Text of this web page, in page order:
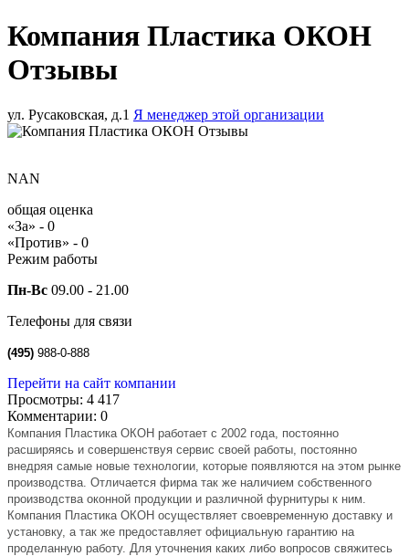
Компания Пластика ОКОН
Отзывы
ул. Русаковская, д.1 Я менеджер этой организации
NAN
общая оценка
«За» - 0
«Против» - 0
Режим работы
Пн-Вс 09.00 - 21.00
Телефоны для связи
(495) 988-0-888
Перейти на сайт компании
Просмотры: 4 417
Комментарии: 0
Компания Пластика ОКОН работает с 2002 года, постоянно
расширяясь и совершенствуя сервис своей работы, постоянно
внедряя самые новые технологии, которые появляются на этом рынке
производства. Отличается фирма так же наличием собственного
производства оконной продукции и различной фурнитуры к ним.
Компания Пластика ОКОН осуществляет своевременную доставку и
установку, а так же предоставляет официальную гарантию на
проделанную работу. Для уточнения каких либо вопросов свяжитесь